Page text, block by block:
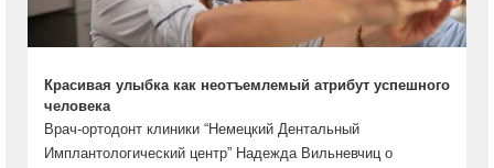
Красивая улыбка как неотъемлемый атрибут успешного
человека
Врач-ортодонт клиники “Немецкий Дентальный
Имплантологический центр” Надежда Вильневчиц о